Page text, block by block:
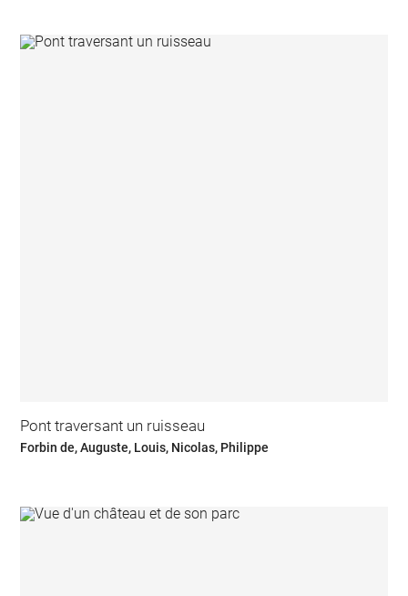
Pont traversant un ruisseau
Forbin de, Auguste, Louis, Nicolas, Philippe